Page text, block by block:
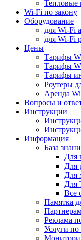
Тепловые
Wi-Fi по закону
Оборудование
для Wi-Fi
для Wi-Fi
Цены
Тарифы
Тарифы
Тарифы
Роутеры
Аренда
Вопросы и
Инструкции
Информация
База
Для
Для
Для
Для
Все
Памятка
Реклама
Услуги